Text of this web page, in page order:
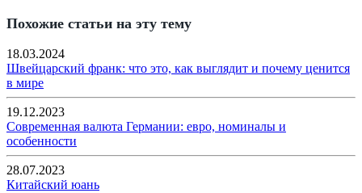
Похожие статьи на эту тему
18.03.2024
Швейцарский франк: что это, как выглядит и почему ценится
в мире
19.12.2023
Современная валюта Германии: евро, номиналы и
особенности
28.07.2023
Китайский юань